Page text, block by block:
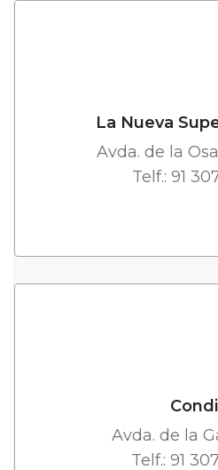
La Nueva
Avda. de la
Telf.: 91
Avda. de la
Telf.: 91